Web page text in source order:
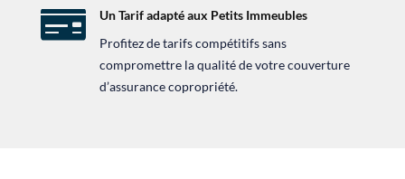

Un Tarif adapté aux Petits Immeubles
Profitez de tarifs compétitifs sans
compromettre la qualité de votre couverture
d’assurance copropriété.